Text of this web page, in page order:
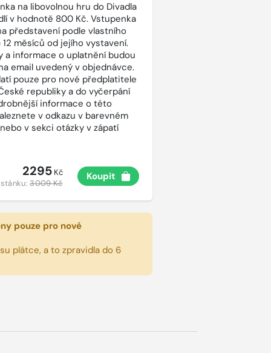
na libovolnou hru do Divadla
v hodnotě 800 Kč. Vstupenka
představení podle vlastního
měsíců od jejího vystavení.
a informace o uplatnění budou
email uvedený v objednávce.
pouze pro nové předplatitele
republiky a do vyčerpání
informace o této
v odkazu v barevném
v sekci otázky v zápatí
2295Kč
stánku:3009 Kč
Koupit
pouze pro nové
plátce, a to zpravidla do 6